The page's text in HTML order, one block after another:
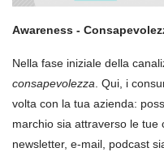
Awareness -
Nella fase iniziale della
consapevolezza. Qui, i
volta con la tua azienda:
marchio sia attraverso le tue
newsletter, e-mail, podcast